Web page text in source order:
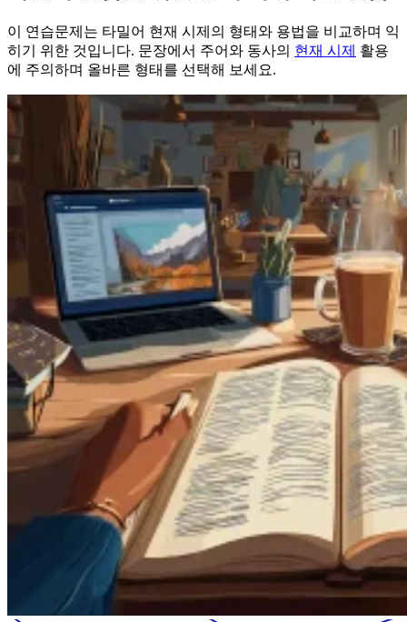
이 연습문제는 타밀어 현재 시제의 형태와 용법을 비교하며 익
히기 위한 것입니다. 문장에서 주어와 동사의 현재 시제 활용
에 주의하며 올바른 형태를 선택해 보세요.